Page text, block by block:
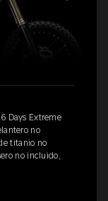
Days Extreme
no
titanio no
no incluido,